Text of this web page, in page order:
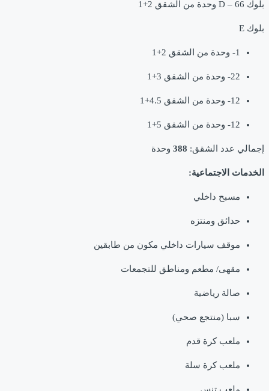
بلوك D – 66 وحدة من الشقق 2+1
بلوك E
1- وحدة من الشقق 2+1
22- وحدة من الشقق 3+1
12- وحدة من الشقق 4.5+1
12- وحدة من الشقق 5+1
إجمالي عدد الشقق: 388 وحدة
الخدمات الاجتماعية:
مسبح داخلي
حدائق ومنتزه
موقف سيارات داخلي مكون من طابقين
مقهى/ مطعم ومناطق للتجمعات
صالة رياضية
سبا (منتجع صحي)
ملعب كرة قدم
ملعب كرة سلة